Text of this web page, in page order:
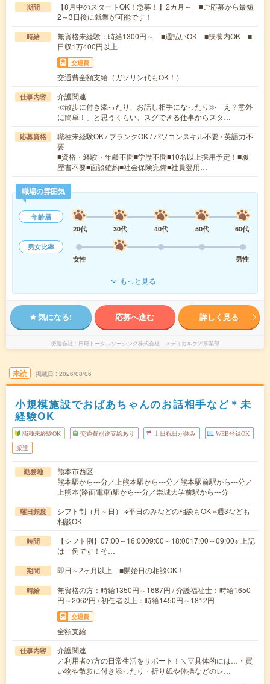
期間
【8月中のスタートOK！急募！】2カ月～ ■ご応募から最短
2～3日後に就業が可能です！
時給
無資格未経験：時給1300円～ ■週払いOK ■扶養内OK ■
日収1万400円以上
交通費
交通費全額支給（ガソリン代もOK！）
仕事内容
介護関連
≪散歩に付き添ったり、お話し相手になったり≫「え？意外
に簡単！」と思うくらい、スグできる仕事からスタ…
応募資格
職種未経験OK / ブランクOK / パソコンスキル不要 / 英語力不
要
■資格・経験・年齢不問■学歴不問■10名以上採用予定！■履
歴書不要■面談確約■社会保険完備■社員登用…
職場の雰囲気
年齢層
20代
30代 40代 50代
60代
男女比率
女性
男性
もっと見る
気になる! 応募へ進む 詳しく見る
派遣会社 日研トータルソーシング株式会社 メディカルケア事業部
未読 掲載日 2026/08/06
小規模施設でおばあちゃんのお話相手など＊未
経験OK
職種未経験OK 交通費別途支給あり 土日祝日が休み WEB登録OK
派遣
勤務地
熊本市西区
熊本駅から---分／上熊本駅から---分／熊本駅前駅から---分／
上熊本(路面電車)駅から---分／崇城大学前駅から---分
曜日頻度
シフト制（月～日） ※平日のみなどの相談もOK ※週3なども
相談OK
時間
【シフト例】07:00～16:0009:00～18:0017:00～09:00※ 上記
は一例です！そ…
期間 即日～2ヶ月以上 ■開始日の相談OK！
時給
無資格の方：時給1350円～1687円 / 介護福祉士：時給1650
円～2062円 / 初任者以上：時給1450円～1812円
交通費
全額支給
仕事内容
介護関連
／利用者の方の日常生活をサポート！＼▽具体的には…・買
い物や散歩に付き添ったり・折り紙や体操などのレ…